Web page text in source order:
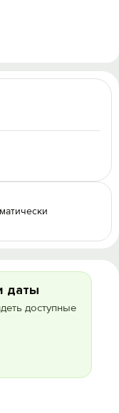
даты
доступные